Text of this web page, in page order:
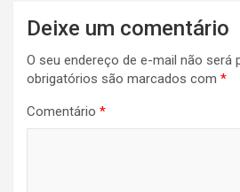
Navegação
de
Post
Deixe um comentário
O seu endereço de e-mail não será
obrigatórios são marcados com *
Comentário *